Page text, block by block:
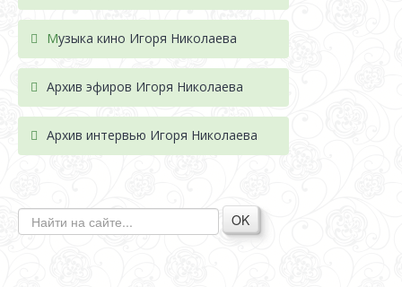
Музыка кино Игоря Николаева
Архив эфиров Игоря Николаева
Архив интервью Игоря Николаева
OK